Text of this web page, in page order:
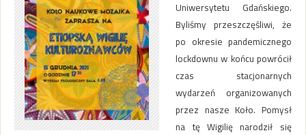
Uniwersytetu Gdańskiego.
Byliśmy przeszczęśliwi, że
po okresie pandemicznego
lockdownu w końcu powrócił
czas stacjonarnych
wydarzeń organizowanych
przez nasze Koło. Pomysł
na tę Wigilię narodził się